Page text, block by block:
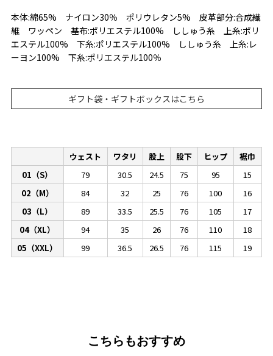
本体:綿65% ナイロン30％ ポリウレタン5% 皮革部分:合成繊
維 ワッペン 基布:ポリエステル100% ししゅう糸 上糸:ポリ
エステル100% 下糸:ポリエステル100% ししゅう糸 上糸:レ
ーヨン100% 下糸:ポリエステル100％
ギフト袋・ギフトボックスはこちら
ウェスト ワタリ 股上 股下 ヒップ
裾巾
01（S）
79 30.5 24.5 75 95
15
02（M）
84 32 25 76 100
16
03（L）
89 33.5 25.5 76 105
17
04（XL）
94 35 26 76 110
18
05（XXL）
99 36.5 26.5 76 115 19
こちらもおすすめ